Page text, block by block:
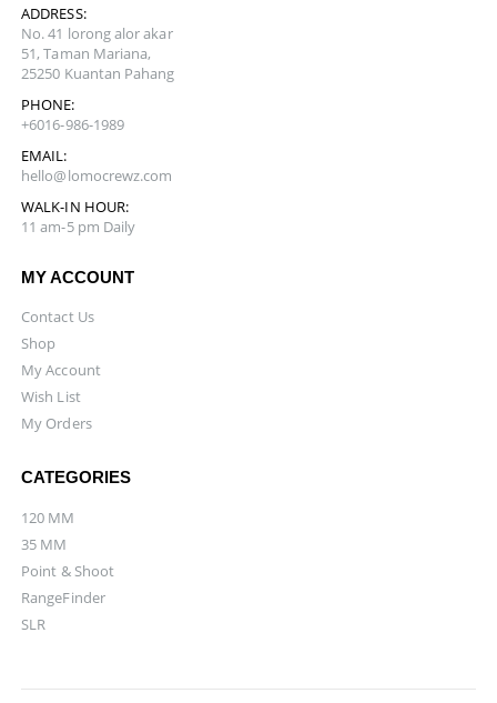
ADDRESS:
No. 41 lorong alor akar
51, Taman Mariana,
25250 Kuantan Pahang
PHONE:
+6016-986-1989
EMAIL:
hello@lomocrewz.com
WALK-IN HOUR:
11 am-5 pm Daily
MY ACCOUNT
Contact Us
Shop
My Account
Wish List
My Orders
CATEGORIES
120 MM
35 MM
Point & Shoot
RangeFinder
SLR